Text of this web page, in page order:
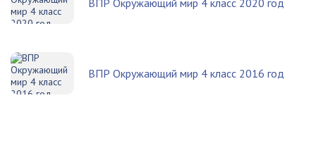
ВПР Окружающий мир 4 класс 2016 год